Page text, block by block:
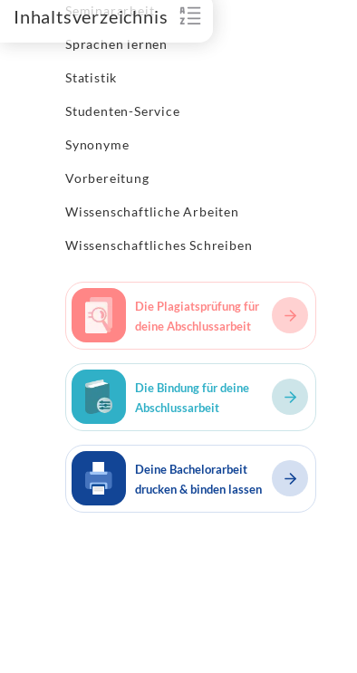
Seminararbeit
Sprachen lernen
Statistik
Studenten-Service
Synonyme
Vorbereitung
Wissenschaftliche Arbeiten
Wissenschaftliches Schreiben
Die Plagiatsprüfung für
deine Abschlussarbeit
Die Bindung für deine
Abschlussarbeit
Deine Bachelorarbeit
drucken & binden lassen
Inhaltsverzeichnis